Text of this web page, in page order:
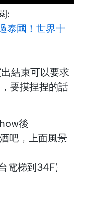
:
泰國！世界十
結束可以要求
要摸捏捏的話
後
吧，上面風景
電梯到34F)